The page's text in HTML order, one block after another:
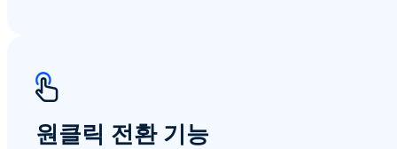
원클릭 전환 기능